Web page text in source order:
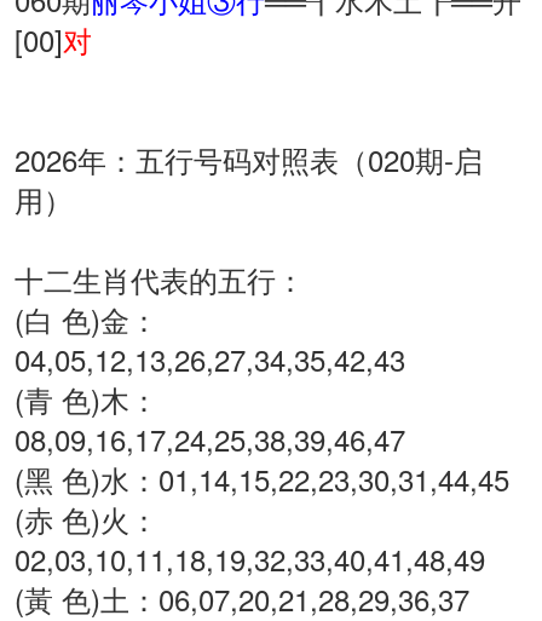
[00]对
2026年：五行号码对照表（020期-启
用）
十二生肖代表的五行：
(白 色)金：
04,05,12,13,26,27,34,35,42,43
(青 色)木：
08,09,16,17,24,25,38,39,46,47
(黑 色)水：01,14,15,22,23,30,31,44,45
(赤 色)火：
02,03,10,11,18,19,32,33,40,41,48,49
(黃 色)土：06,07,20,21,28,29,36,37